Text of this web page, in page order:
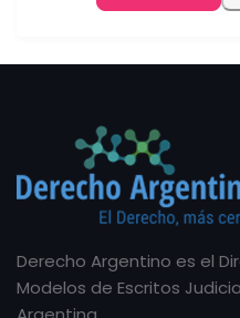
Derecho Argentino es el
Modelos de Escritos